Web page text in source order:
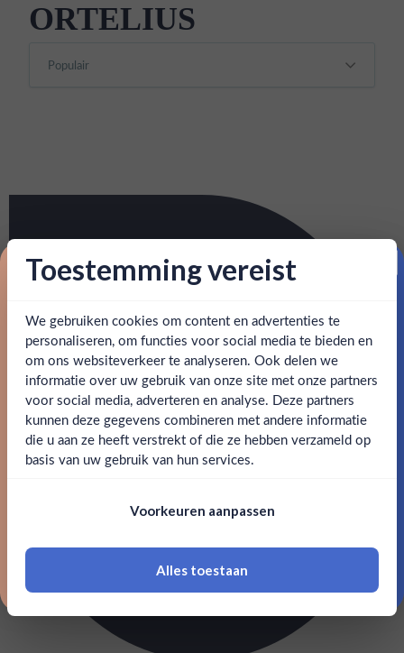
Ben jij 18 jaar of ouder?
Ja Nee
18 jaar of ouder zijn
ORTELIUS
Toestemming vereist
We gebruiken cookies om content en advertenties te
personaliseren, om functies voor social media te bieden en
om ons websiteverkeer te analyseren. Ook delen we
informatie over uw gebruik van onze site met onze partners
voor social media, adverteren en analyse. Deze partners
kunnen deze gegevens combineren met andere informatie
die u aan ze heeft verstrekt of die ze hebben verzameld op
basis van uw gebruik van hun services.
Voorkeuren aanpassen
Alles toestaan
Proost op je eerste korting!
Schrijf je in en ontvang direct 5% korting op je eerste
bestelling.
Email
Claim mijn korting